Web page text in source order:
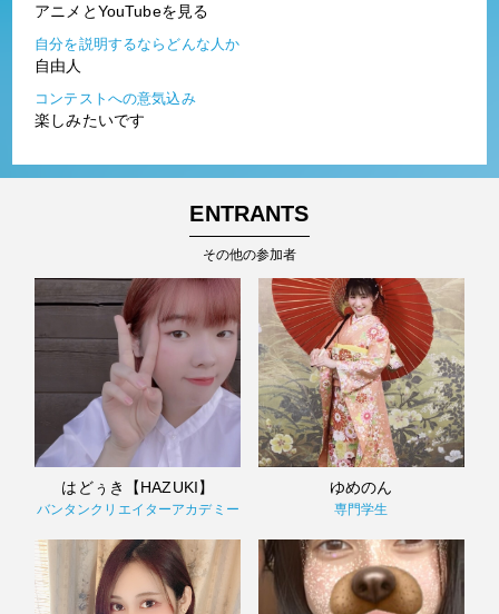
アニメとYouTubeを見る
自分を説明するならどんな人か
自由人
コンテストへの意気込み
楽しみたいです
ENTRANTS
その他の参加者
はどぅき【HAZUKI】
バンタンクリエイターアカデミー
ゆめのん
専門学生